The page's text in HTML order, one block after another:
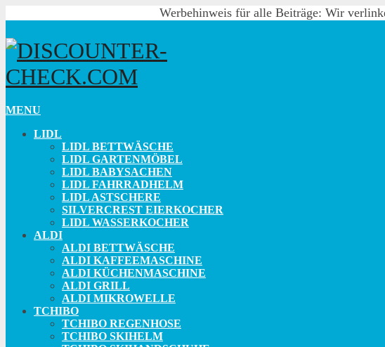
Werbehinweis für alle Beiträge: Wir
MENU
LIDL
LIDL BETTWÄSCHE
LIDL GARTENMÖBEL
LIDL BABYSACHEN
LIDL FAHRRADHELM
LIDL ASTSCHERE
SILVERCREST EIERKOCHER
LIDL WASSERKOCHER
ALDI
ALDI BETTWÄSCHE
ALDI KAFFEEMASCHINE
ALDI KÜCHENMASCHINE
ALDI GRILL
ALDI MIKROWELLE
TCHIBO
TCHIBO REGENHOSE
TCHIBO SKIHELM